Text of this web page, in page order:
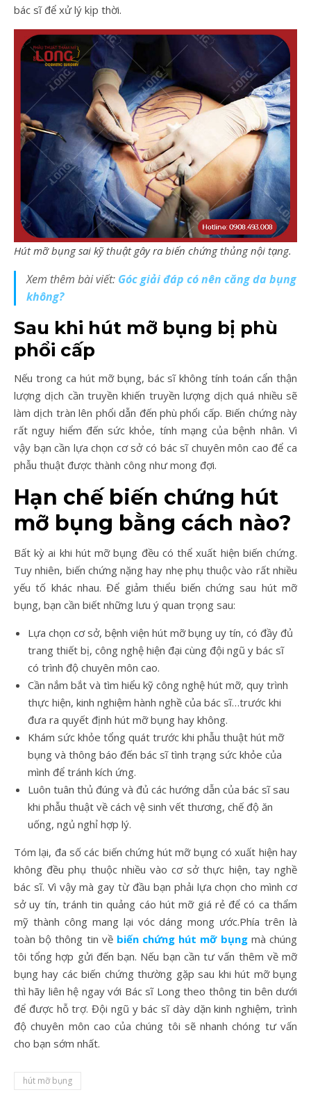
bác sĩ để xử lý kịp thời.
Hút mỡ bụng sai kỹ thuật gây ra biến chứng thủng nội tạng.
Xem thêm bài viết: Góc giải đáp có nên căng da bụng
không?
Sau khi hút mỡ bụng bị phù
phổi cấp
Nếu trong ca hút mỡ bụng, bác sĩ không tính toán cẩn thận
lượng dịch cần truyền khiến truyền lượng dịch quá nhiều sẽ
làm dịch tràn lên phổi dẫn đến phù phổi cấp. Biến chứng này
rất nguy hiểm đến sức khỏe, tính mạng của bệnh nhân. Vì
vậy bạn cần lựa chọn cơ sở có bác sĩ chuyên môn cao để ca
phẫu thuật được thành công như mong đợi.
Hạn chế biến chứng hút
mỡ bụng bằng cách nào?
Bất kỳ ai khi hút mỡ bụng đều có thể xuất hiện biến chứng.
Tuy nhiên, biến chứng nặng hay nhẹ phụ thuộc vào rất nhiều
yếu tố khác nhau. Để giảm thiểu biến chứng sau hút mỡ
bụng, bạn cần biết những lưu ý quan trọng sau:
Lựa chọn cơ sở, bệnh viện hút mỡ bụng uy tín, có đầy đủ
trang thiết bị, công nghệ hiện đại cùng đội ngũ y bác sĩ
có trình độ chuyên môn cao.
Cần nắm bắt và tìm hiểu kỹ công nghệ hút mỡ, quy trình
thực hiện, kinh nghiệm hành nghề của bác sĩ…trước khi
đưa ra quyết định hút mỡ bụng hay không.
Khám sức khỏe tổng quát trước khi phẫu thuật hút mỡ
bụng và thông báo đến bác sĩ tình trạng sức khỏe của
mình để tránh kích ứng.
Luôn tuân thủ đúng và đủ các hướng dẫn của bác sĩ sau
khi phẫu thuật về cách vệ sinh vết thương, chế độ ăn
uống, ngủ nghỉ hợp lý.
Tóm lại, đa số các biến chứng hút mỡ bụng có xuất hiện hay
không đều phụ thuộc nhiều vào cơ sở thực hiện, tay nghề
bác sĩ. Vì vậy mà gay từ đầu bạn phải lựa chọn cho mình cơ
sở uy tín, tránh tin quảng cáo hút mỡ giá rẻ để có ca thẩm
mỹ thành công mang lại vóc dáng mong ước.Phía trên là
toàn bộ thông tin về biến chứng hút mỡ bụngmà chúng
tôi tổng hợp gửi đến bạn. Nếu bạn cần tư vấn thêm về mỡ
bụng hay các biến chứng thường gặp sau khi hút mỡ bụng
thì hãy liên hệ ngay với Bác sĩ Long theo thông tin bên dưới
để được hỗ trợ. Đội ngũ y bác sĩ dày dặn kinh nghiệm, trình
độ chuyên môn cao của chúng tôi sẽ nhanh chóng tư vấn
cho bạn sớm nhất.
hút mỡ bụng